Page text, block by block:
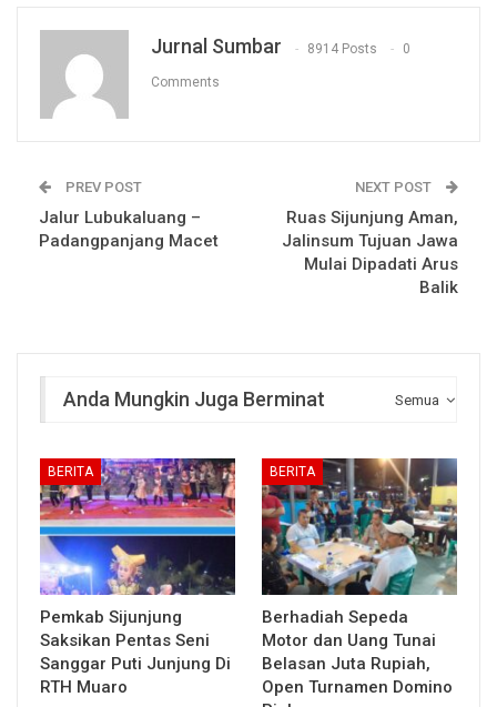
Jurnal Sumbar 8914 Posts 0
Comments
PREV POST
Jalur Lubukaluang –
Padangpanjang Macet
NEXT POST
Ruas Sijunjung Aman,
Jalinsum Tujuan Jawa
Mulai Dipadati Arus
Balik
Semua
Anda Mungkin Juga Berminat
BERITA
Pemkab Sijunjung
Saksikan Pentas Seni
Sanggar Puti Junjung Di
RTH Muaro
BERITA
Berhadiah Sepeda
Motor dan Uang Tunai
Belasan Juta Rupiah,
Open Turnamen Domino